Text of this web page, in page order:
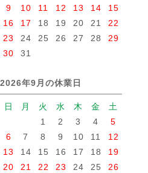
9 10 11 12 13 14
15
16
17 18 19 20 21
22
23
24 25 26 27 28
29
30
31
2026年9月の休業日
日 月 火 水 木 金
土
1
2 3 4
5
6
7 8 9 10 11
12
13
14 15 16 17 18
19
20
21 22 23 24 25
26